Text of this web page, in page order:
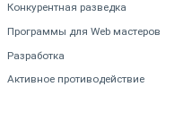
Конкурентная разведка
Программы для Web мастеров
Разработка
Активное противодействие